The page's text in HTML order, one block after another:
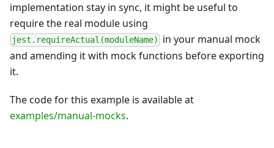
implementation stay in sync, it might be useful to
require the real module using
jest.requireActual(moduleName)
in your manual mock
and amending it with mock functions before exporting
it.
The code for this example is available at
examples/manual-mocks.